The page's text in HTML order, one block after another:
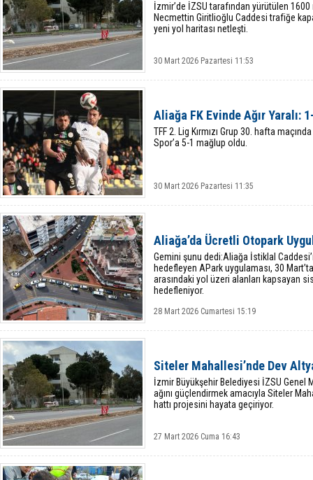
İzmir’de İZSU tarafından yürütülen
Necmettin Giritlioğlu Caddesi trafiğe
yeni yol haritası netleşti.
30 Mart 2026 Pazartesi 11:53
Aliağa FK Evinde Ağır Yaralı:
TFF 2. Lig Kırmızı Grup 30. hafta
Spor’a 5-1 mağlup oldu.
30 Mart 2026 Pazartesi 11:35
Aliağa’da Ücretli Otopark
Gemini şunu dedi:Aliağa İstiklal
hedefleyen APark uygulaması, 30
arasındaki yol üzeri alanları kapsayan
hedefleniyor.
28 Mart 2026 Cumartesi 15:19
Siteler Mahallesi’nde Dev
İzmir Büyükşehir Belediyesi İZSU Genel
ağını güçlendirmek amacıyla Siteler
hattı projesini hayata geçiriyor.
27 Mart 2026 Cuma 16:43